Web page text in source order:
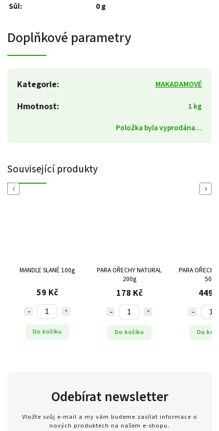
Sůl:
0 g
Doplňkové parametry
Kategorie: MAKADAMOVÉ
Hmotnost:
1 kg
Položka byla vyprodána…
Související produkty
Previous
MANDLE SLANÉ 100g
59 Kč
Do košíku
PARA OŘECHY NATURAL
200g
178 Kč
Do košíku
PARA
500g
449
Do
Next
Odebírat newsletter
Vložte svůj e-mail a my vám budeme zasílat informace o
nových produktech na našem e-shopu.